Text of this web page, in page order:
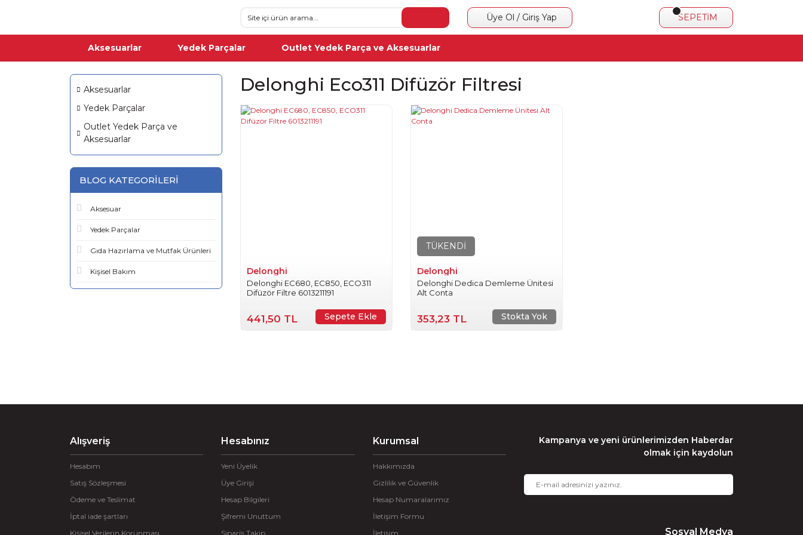
Üye Ol / Giriş Yap SEPETİM
Aksesuarlar Yedek Parçalar Outlet Yedek Parça ve Aksesuarlar
Aksesuarlar
Yedek Parçalar
Outlet Yedek Parça ve
Aksesuarlar
BLOG KATEGORILERI
Aksesuar
Yedek Parçalar
Gıda Hazırlama ve Mutfak Ürünleri
Kişisel Bakım
Delonghi Eco311 Difüzör Filtresi
Delonghi
Delonghi EC680, EC850, ECO311
Difüzör Filtre 6013211191
441,50 TL Sepete Ekle
TÜKENDİ
Delonghi
Delonghi Dedica Demleme Ünitesi
Alt Conta
353,23 TL Stokta Yok
Alışveriş
Hesabım
Satış Sözleşmesi
Ödeme ve Teslimat
İptal iade şartları
Kişisel Verilerin Korunması
Hesabınız
Yeni Üyelik
Üye Girişi
Hesap Bilgileri
Şifremi Unuttum
Sipariş Takip
Kurumsal
Hakkımızda
Gizlilik ve Güvenlik
Hesap Numaralarımız
İletişim Formu
İletişim
Kampanya ve yeni ürünlerimizden Haberdar
olmak için kaydolun
Sosyal Medya